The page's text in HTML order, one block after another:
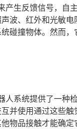
生反馈信号，自
波、红外和光敏
碰撞物体。然而
系统提供了一种
并使用通过这些
物品接触才能确